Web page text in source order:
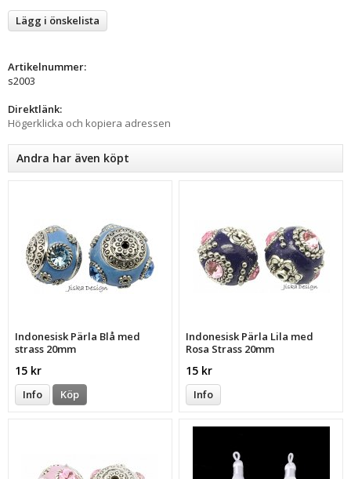
Lägg i önskelista
Artikelnummer:
s2003
Direktlänk:
Högerklicka och kopiera adressen
Andra har även köpt
Indonesisk Pärla Blå med
strass 20mm
15 kr
Info Köp
Indonesisk Pärla Lila med
Rosa Strass 20mm
15 kr
Info